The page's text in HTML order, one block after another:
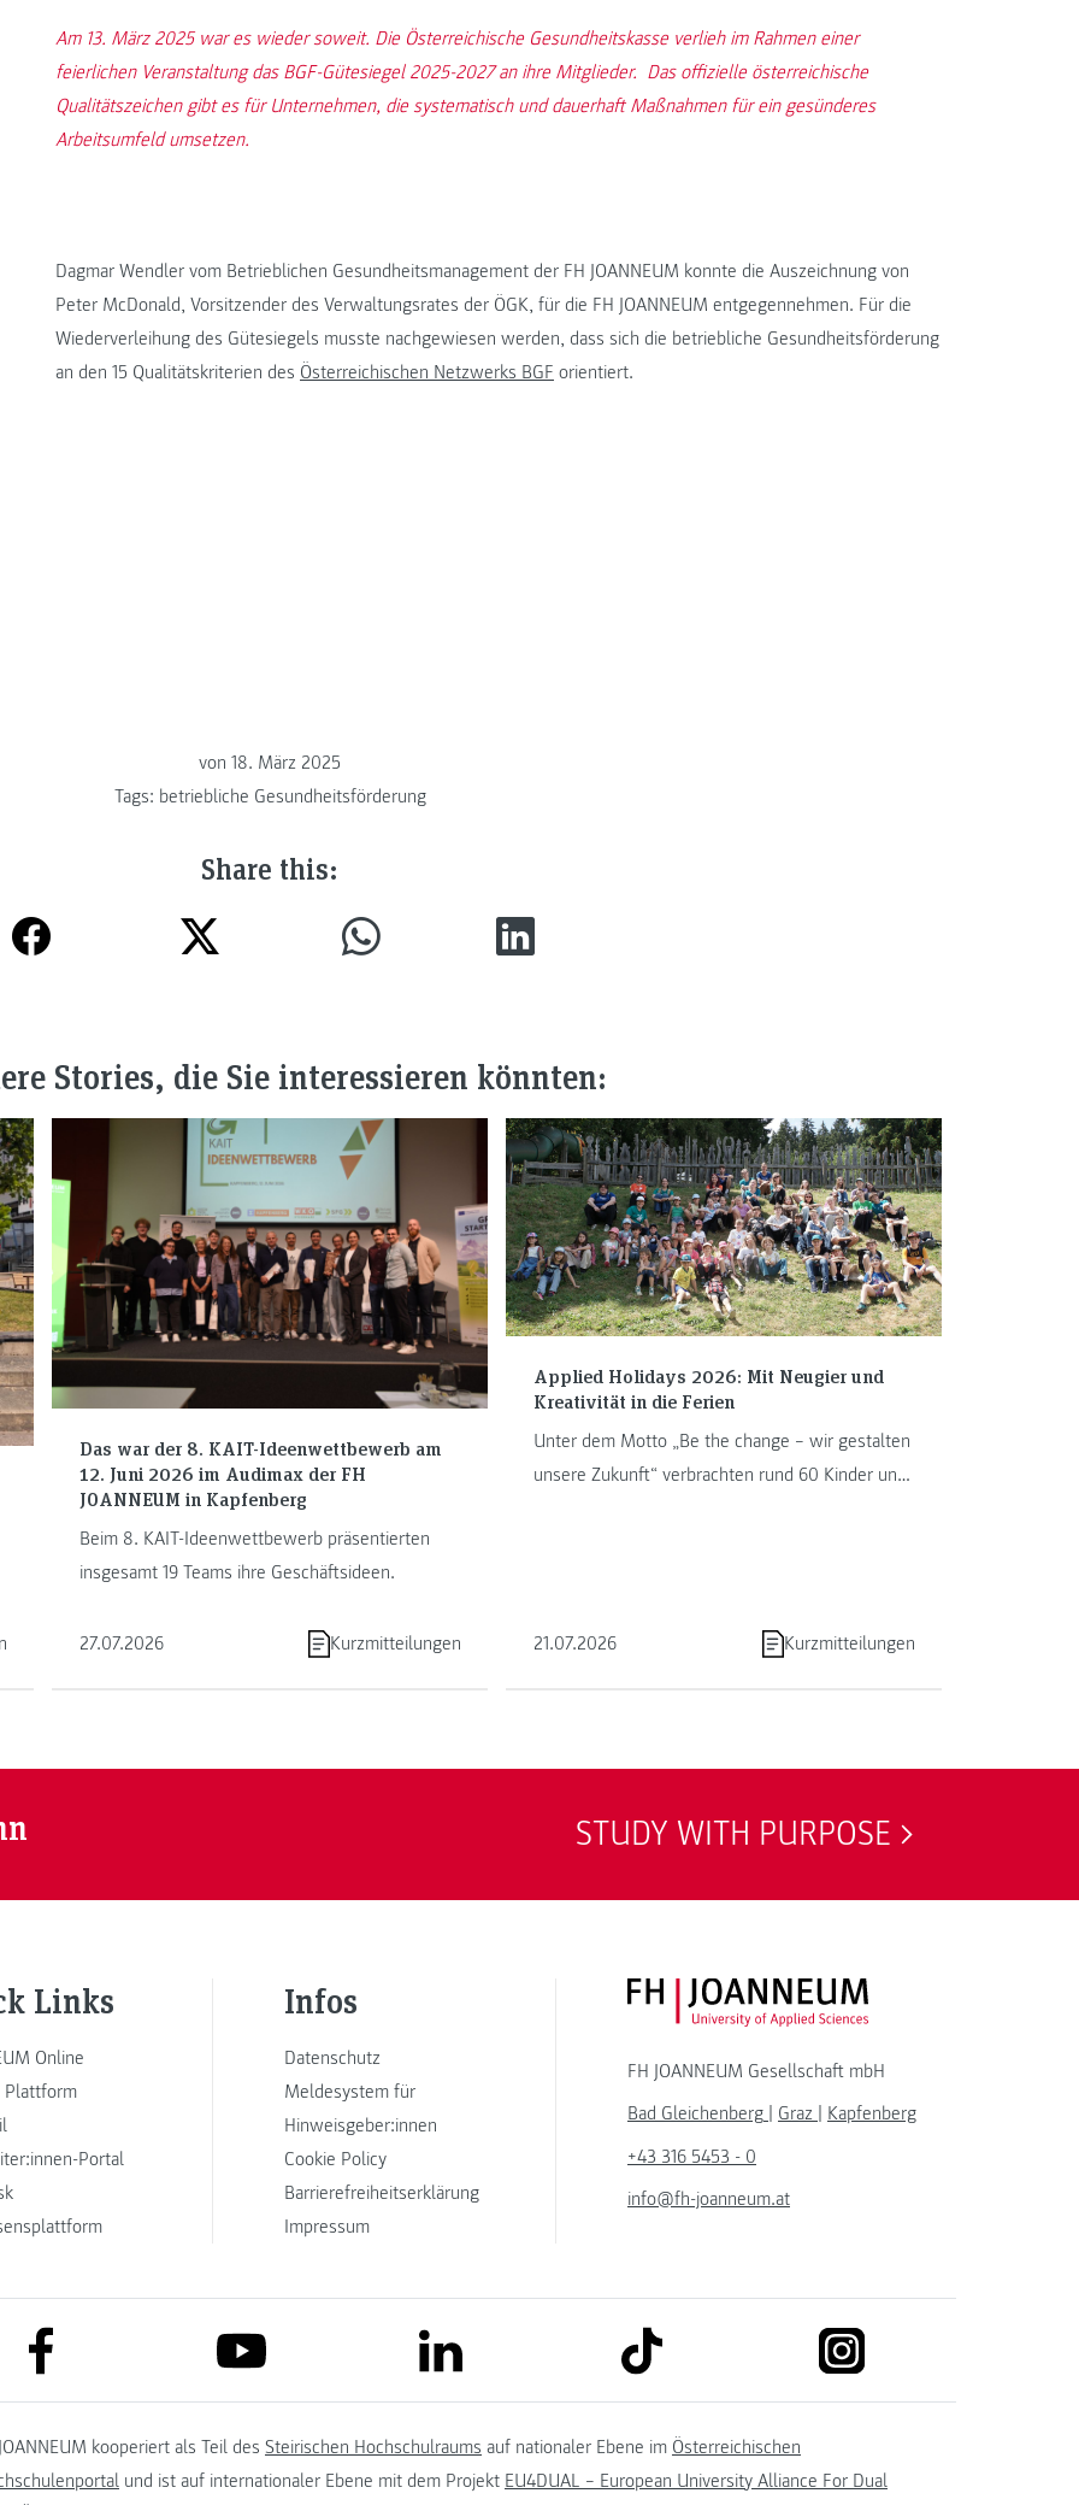
Am 13. März 2025 war es wieder soweit. Die Österreichische Gesundheitskasse verlieh im Rahmen einer
feierlichen Veranstaltung das BGF-Gütesiegel 2025-2027 an ihre Mitglieder. Das offizielle österreichische
Qualitätszeichen gibt es für Unternehmen, die systematisch und dauerhaft Maßnahmen für ein gesünderes
Arbeitsumfeld umsetzen.
Dagmar Wendler vom Betrieblichen Gesundheitsmanagement der FH JOANNEUM konnte die Auszeichnung von
Peter McDonald, Vorsitzender des Verwaltungsrates der ÖGK, für die FH JOANNEUM entgegennehmen. Für die
Wiederverleihung des Gütesiegels musste nachgewiesen werden, dass sich die betriebliche Gesundheitsförderung
an den 15 Qualitätskriterien des Österreichischen Netzwerks BGF orientiert.
von 18. März 2025
Tags: betriebliche Gesundheitsförderung
Share this:
Stories, die Sie interessieren könnten:
Das war der 8. KAIT-Ideenwettbewerb am
12. Juni 2026 im Audimax der FH
JOANNEUM in Kapfenberg
Beim 8. KAIT-Ideenwettbewerb präsentierten
insgesamt 19 Teams ihre Geschäftsideen.
27.07.2026 Kurzmitteilungen
Applied Holidays 2026: Mit Neugier und
Kreativität in die Ferien
Unter dem Motto „Be the change – wir gestalten
unsere Zukunft“ verbrachten rund 60 Kinder und
21.07.2026 Kurzmitteilungen
STUDY WITH PURPOSE
Links
Online
Portal
Infos
Datenschutz
Meldesystem für
Hinweisgeber:innen
Cookie Policy
Barrierefreiheitserklärung
Impressum
FH JOANNEUM Logo
FH JOANNEUM Gesellschaft mbH
Bad Gleichenberg
Graz
Kapfenberg
+43 316 5453 - 0
info@fh-joanneum.at
link to facebook link to youtube link to linkedin link to tiktok link to instagram
kooperiert als Teil des Steirischen Hochschulraums auf nationaler Ebene im Österreichischen
und ist auf internationaler Ebene mit dem Projekt EU4DUAL – European University Alliance For Dual